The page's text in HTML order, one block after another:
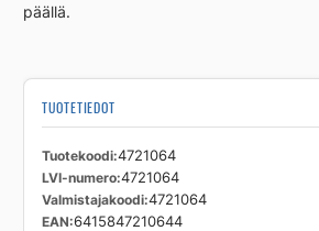
päällä.
TUOTETIEDOT
Tuotekoodi 4721064
LVI-numero 4721064
Valmistajakoodi 4721064
EAN 6415847210644